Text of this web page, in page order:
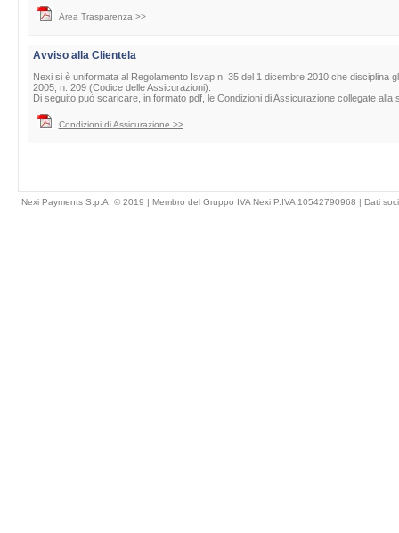
Area Trasparenza >>
Avviso alla Clientela
Nexi si è uniformata al Regolamento Isvap n. 35 del 1 dicembre 2010 che disciplina
2005, n. 209 (Codice delle Assicurazioni).
Di seguito può scaricare, in formato pdf, le Condizioni di Assicurazione collegate
Condizioni di Assicurazione >>
Nexi Payments S.p.A. © 2019 | Membro del Gruppo IVA Nexi P.IVA 10542790968 | Dati